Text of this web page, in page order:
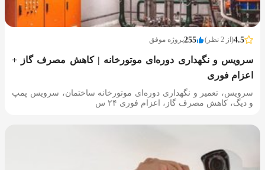
4.5(از 2 نظر) 255پروژه موفق
سرویس و نگهداری دوره‌ای موتورخانه | کاهش مصرف گاز +
اعزام فوری
سرویس، تعمیر و نگهداری دوره‌ای موتورخانه ساختمان، سرویس پمپ
و دیگ، کاهش مصرف گاز، اعزام فوری ۲۴ س